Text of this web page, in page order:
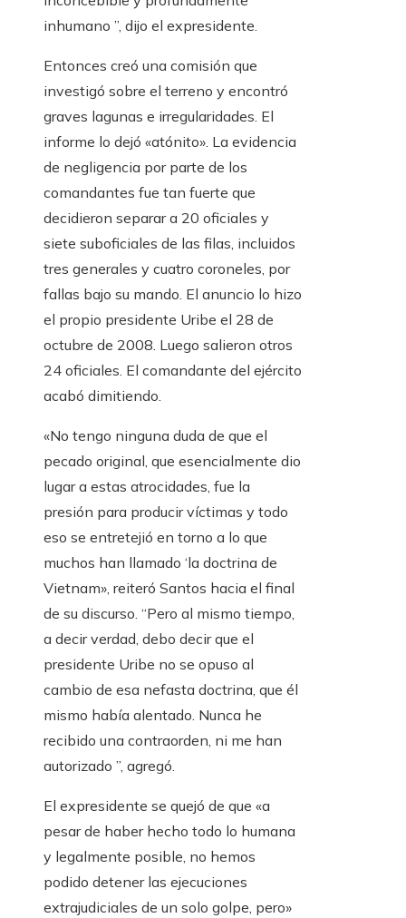
inhumano ”, dijo el expresidente.
Entonces creó una comisión que
investigó sobre el terreno y encontró
graves lagunas e irregularidades. El
informe lo dejó «atónito». La evidencia
de negligencia por parte de los
comandantes fue tan fuerte que
decidieron separar a 20 oficiales y
siete suboficiales de las filas, incluidos
tres generales y cuatro coroneles, por
fallas bajo su mando. El anuncio lo hizo
el propio presidente Uribe el 28 de
octubre de 2008. Luego salieron otros
24 oficiales. El comandante del ejército
acabó dimitiendo.
«No tengo ninguna duda de que el
pecado original, que esencialmente dio
lugar a estas atrocidades, fue la
presión para producir víctimas y todo
eso se entretejió en torno a lo que
muchos han llamado ‘la doctrina de
Vietnam», reiteró Santos hacia el final
de su discurso. “Pero al mismo tiempo,
a decir verdad, debo decir que el
presidente Uribe no se opuso al
cambio de esa nefasta doctrina, que él
mismo había alentado. Nunca he
recibido una contraorden, ni me han
autorizado ”, agregó.
El expresidente se quejó de que «a
pesar de haber hecho todo lo humana
y legalmente posible, no hemos
podido detener las ejecuciones
extrajudiciales de un solo golpe, pero»